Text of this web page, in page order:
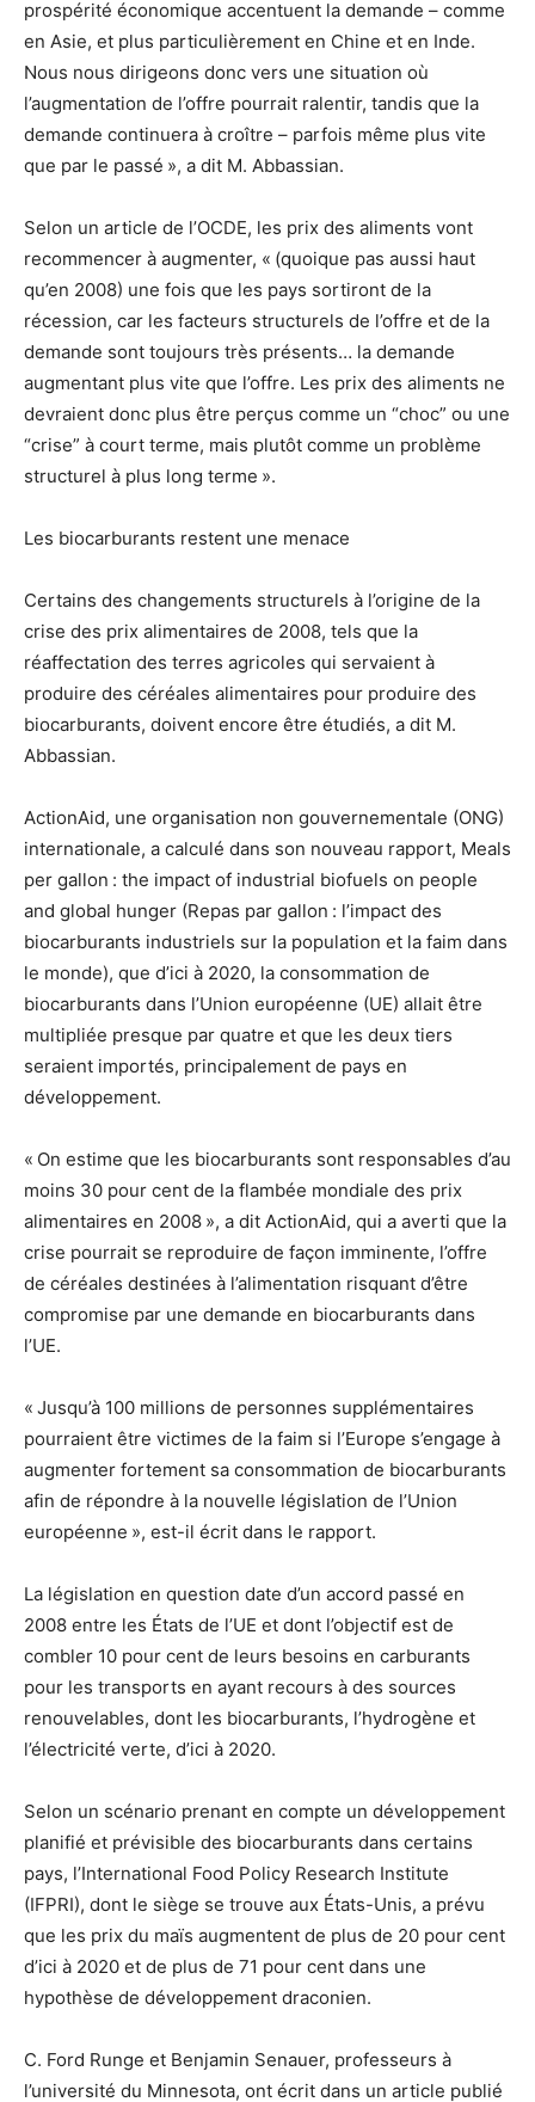
prospérité économique accentuent la demande – comme
en Asie, et plus particulièrement en Chine et en Inde.
Nous nous dirigeons donc vers une situation où
l’augmentation de l’offre pourrait ralentir, tandis que la
demande continuera à croître – parfois même plus vite
que par le passé », a dit M. Abbassian.
Selon un article de l’OCDE, les prix des aliments vont
recommencer à augmenter, « (quoique pas aussi haut
qu’en 2008) une fois que les pays sortiront de la
récession, car les facteurs structurels de l’offre et de la
demande sont toujours très présents… la demande
augmentant plus vite que l’offre. Les prix des aliments ne
devraient donc plus être perçus comme un “choc” ou une
“crise” à court terme, mais plutôt comme un problème
structurel à plus long terme ».
Les biocarburants restent une menace
Certains des changements structurels à l’origine de la
crise des prix alimentaires de 2008, tels que la
réaffectation des terres agricoles qui servaient à
produire des céréales alimentaires pour produire des
biocarburants, doivent encore être étudiés, a dit M.
Abbassian.
ActionAid, une organisation non gouvernementale (ONG)
internationale, a calculé dans son nouveau rapport, Meals
per gallon : the impact of industrial biofuels on people
and global hunger (Repas par gallon : l’impact des
biocarburants industriels sur la population et la faim dans
le monde), que d’ici à 2020, la consommation de
biocarburants dans l’Union européenne (UE) allait être
multipliée presque par quatre et que les deux tiers
seraient importés, principalement de pays en
développement.
« On estime que les biocarburants sont responsables d’au
moins 30 pour cent de la flambée mondiale des prix
alimentaires en 2008 », a dit ActionAid, qui a averti que la
crise pourrait se reproduire de façon imminente, l’offre
de céréales destinées à l’alimentation risquant d’être
compromise par une demande en biocarburants dans
l’UE.
« Jusqu’à 100 millions de personnes supplémentaires
pourraient être victimes de la faim si l’Europe s’engage à
augmenter fortement sa consommation de biocarburants
afin de répondre à la nouvelle législation de l’Union
européenne », est-il écrit dans le rapport.
La législation en question date d’un accord passé en
2008 entre les États de l’UE et dont l’objectif est de
combler 10 pour cent de leurs besoins en carburants
pour les transports en ayant recours à des sources
renouvelables, dont les biocarburants, l’hydrogène et
l’électricité verte, d’ici à 2020.
Selon un scénario prenant en compte un développement
planifié et prévisible des biocarburants dans certains
pays, l’International Food Policy Research Institute
(IFPRI), dont le siège se trouve aux États-Unis, a prévu
que les prix du maïs augmentent de plus de 20 pour cent
d’ici à 2020 et de plus de 71 pour cent dans une
hypothèse de développement draconien.
C. Ford Runge et Benjamin Senauer, professeurs à
l’université du Minnesota, ont écrit dans un article publié